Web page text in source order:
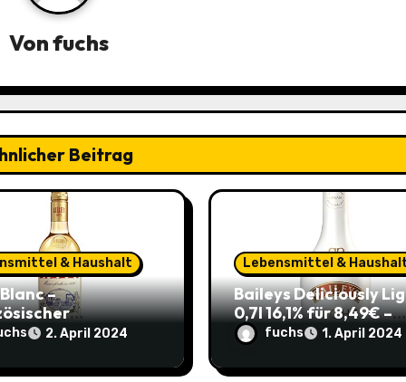
Vonfuchs
Beitrag
& Haushalt
–
0,75l 11,82€
4,17€ im Sparabo
2. April 2024
Lebensmittel &
Baileys Deliciously
0,7l 16,1% für 8,49€ –
Leichter Genuss für
Sommerparty (ehem.
14,99€)
fuchs 1. April 2024